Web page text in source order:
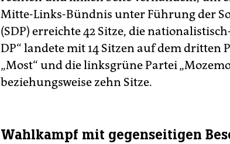
Mitte-Links-Bündnis unter Führung der
(SDP) erreichte 42 Sitze, die
DP“ landete mit 14 Sitzen auf dem dritten
„Most“ und die linksgrüne Partei
beziehungsweise zehn Sitze.
Wahlkampf mit gegenseitigen